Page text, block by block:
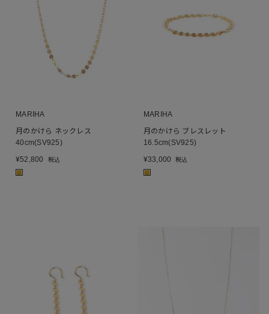
MARIHA
月のかけら ネックレス
40cm(SV925)
¥52,800 税込
■
MARIHA
月のかけら ブレスレット
16.5cm(SV925)
¥33,000 税込
■